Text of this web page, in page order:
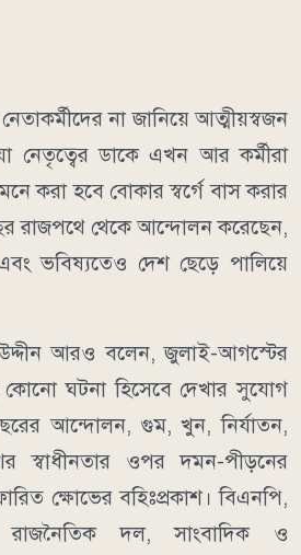
নেতাকর্মীদের না জানিয়ে আত্মীয়স্বজন
নেতৃত্বের ডাকে এখন আর কর্মীরা
করা হবে বোকার স্বর্গে বাস করার
রাজপথে থেকে আন্দোলন করেছেন,
ভবিষ্যতেও দেশ ছেড়ে পালিয়ে
উদ্দীন আরও বলেন, জুলাই-আগস্টের
কোনো ঘটনা হিসেবে দেখার সুযোগ
আন্দোলন, গুম, খুন, নির্যাতন,
স্বাধীনতার ওপর দমন-পীড়নের
ক্ষোভের বহিঃপ্রকাশ। বিএনপি,
রাজনৈতিক দল, সাংবাদিক ও